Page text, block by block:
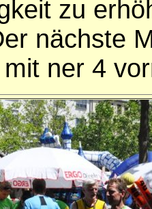
zu
nächste
ner 4